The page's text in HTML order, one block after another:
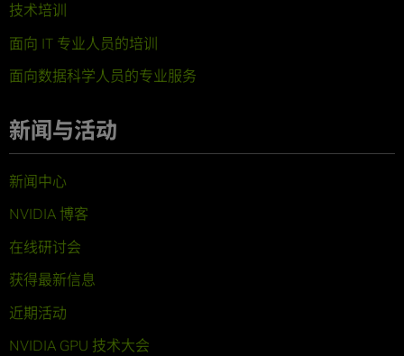
技术培训
面向 IT 专业人员的培训
面向数据科学人员的专业服务
新闻与活动
新闻中心
NVIDIA 博客
在线研讨会
获得最新信息
近期活动
NVIDIA GPU 技术大会